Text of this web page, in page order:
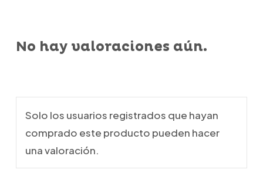
No hay valoraciones aún.
Solo los usuarios registrados que hayan
comprado este producto pueden hacer
una valoración.